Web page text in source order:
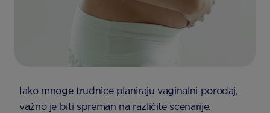
Iako mnoge trudnice planiraju vaginalni porođaj,
važno je biti spreman na različite scenarije.